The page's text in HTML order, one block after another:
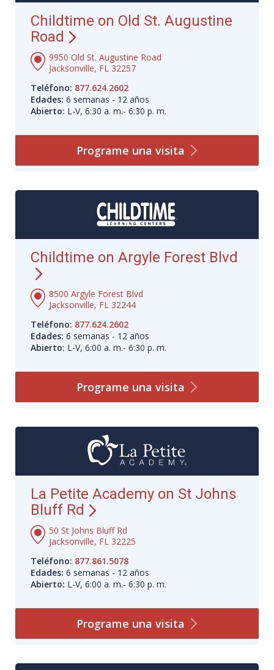
Childtime on Old St. Augustine
Road
9950 Old St. Augustine Road
Jacksonville, FL 32257
Teléfono: 877.624.2602
Edades: 6 semanas - 12 años
Abierto: L-V, 6:30 a. m.- 6:30 p. m.
Programe una visita
Childtime on Argyle Forest Blvd
8500 Argyle Forest Blvd
Jacksonville, FL 32244
Teléfono: 877.624.2602
Edades: 6 semanas - 12 años
Abierto: L-V, 6:00 a. m.- 6:30 p. m.
Programe una visita
La Petite Academy on St Johns
Bluff Rd
50 St Johns Bluff Rd
Jacksonville, FL 32225
Teléfono: 877.861.5078
Edades: 6 semanas - 12 años
Abierto: L-V, 6:00 a. m.- 6:30 p. m.
Programe una visita